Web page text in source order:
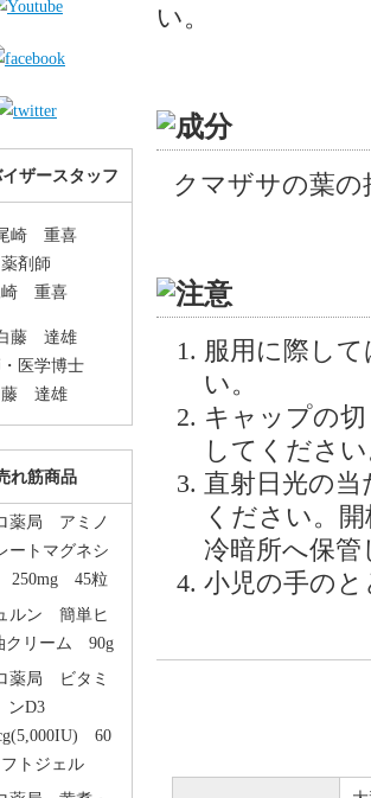
い。
クマザサの葉の
服用に際し
い。
キャップの
してくださ
直射日光の
ください。
冷暗所へ保
小児の手の
薬剤師
崎 重喜
医学博士
藤 達雄
薬局 アミノ
ートマグネシ
250mg 45粒
ルン 簡単ヒ
クリーム 90g
薬局 ビタミ
ンD3
60
フトジェル